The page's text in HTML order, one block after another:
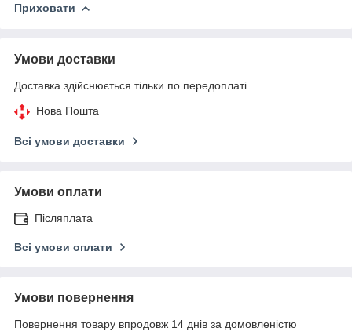
Приховати
Умови доставки
Доставка здійснюється тільки по передоплаті.
Нова Пошта
Всі умови доставки
Умови оплати
Післяплата
Всі умови оплати
Умови повернення
Повернення товару впродовж 14 днів за домовленістю